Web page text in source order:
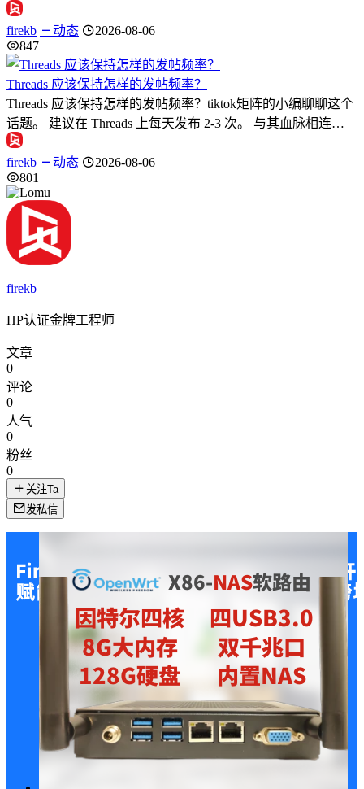
firekb 动态
2026-08-06
847
Threads 应该保持怎样的发帖频率？
Threads 应该保持怎样的发帖频率？tiktok矩阵的小编聊聊这个
话题。 建议在 Threads 上每天发布 2-3 次。 与其血脉相连…
firekb 动态
2026-08-06
801
firekb
HP认证金牌工程师
文章
0
评论
0
人气
0
粉丝
0
关注Ta
发私信